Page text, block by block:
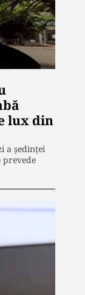
lux din
a ședinței